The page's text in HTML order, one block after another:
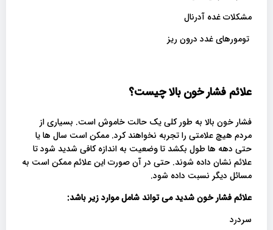
مشکلات غده آدرنال
تومورهای غدد درون ریز
علائم فشار خون بالا چیست؟
فشار خون بالا به طور کلی یک حالت خاموش است. بسیاری از
مردم هیچ علامتی را تجربه نخواهند کرد. ممکن است سال ها یا
حتی دهه ها طول بکشد تا وضعیت به اندازه کافی شدید شود تا
علائم نشان داده شوند. حتی در آن صورت این علائم ممکن است به
مسائل دیگر نسبت داده شود.
علائم فشار خون شدید می تواند شامل موارد زیر باشد:
سردرد